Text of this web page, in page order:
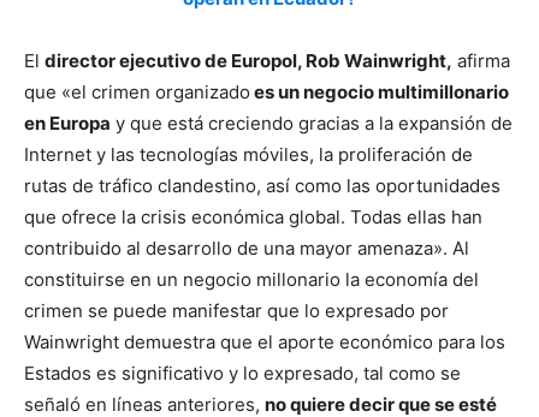
El director ejecutivo de Europol, Rob Wainwright, afirma
que «el crimen organizado es un negocio multimillonario
en Europa y que está creciendo gracias a la expansión de
Internet y las tecnologías móviles, la proliferación de
rutas de tráfico clandestino, así como las oportunidades
que ofrece la crisis económica global. Todas ellas han
contribuido al desarrollo de una mayor amenaza». Al
constituirse en un negocio millonario la economía del
crimen se puede manifestar que lo expresado por
Wainwright demuestra que el aporte económico para los
Estados es significativo y lo expresado, tal como se
señaló en líneas anteriores, no quiere decir que se esté